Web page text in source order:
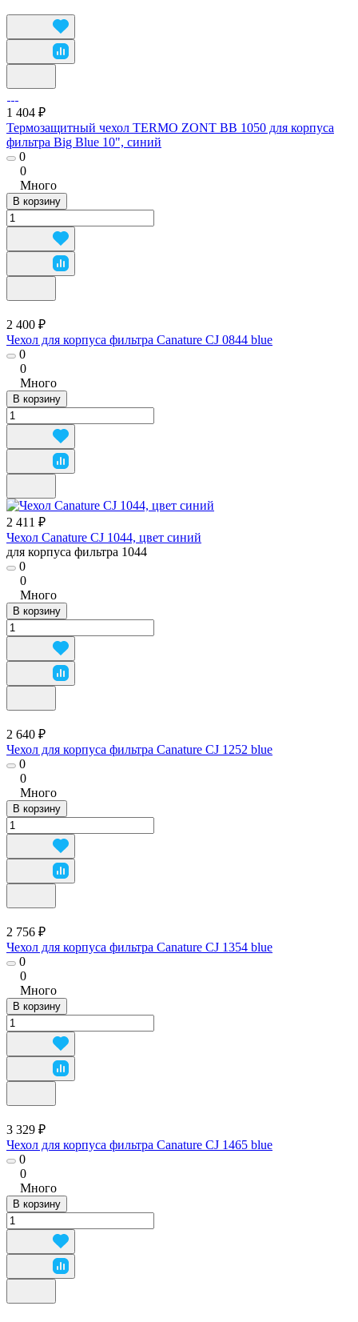
1 404 ₽
Термозащитный чехол TERMO ZONT BB 1050 для корпуса
фильтра Big Blue 10", синий
0
0
Много
В корзину
2 400 ₽
Чехол для корпуса фильтра Canature CJ 0844 blue
0
0
Много
В корзину
2 411 ₽
Чехол Canature CJ 1044, цвет синий
для корпуса фильтра 1044
0
0
Много
В корзину
2 640 ₽
Чехол для корпуса фильтра Canature CJ 1252 blue
0
0
Много
В корзину
2 756 ₽
Чехол для корпуса фильтра Canature CJ 1354 blue
0
0
Много
В корзину
3 329 ₽
Чехол для корпуса фильтра Canature CJ 1465 blue
0
0
Много
В корзину